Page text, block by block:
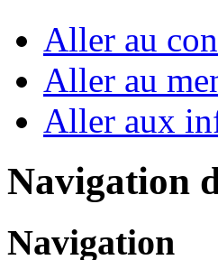
Aller au
Aller au
Aller aux
Navigation
Navigation